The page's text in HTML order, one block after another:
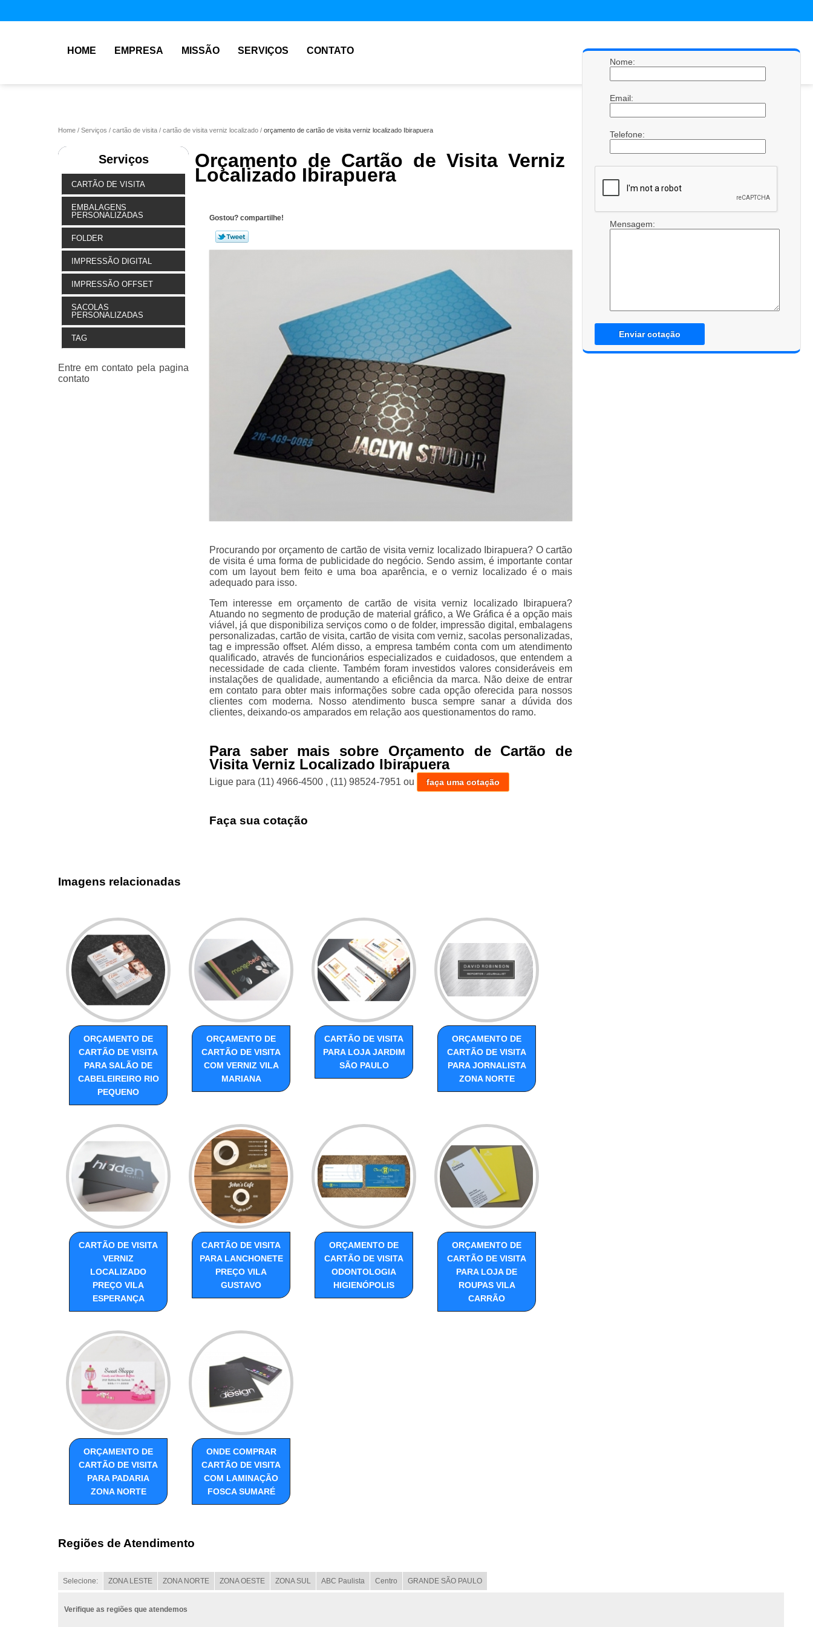
HOME EMPRESA MISSÃO SERVIÇOS CONTATO
Home Serviços cartão de visita cartão de visita verniz localizado orçamento de cartão de visita verniz localizado Ibirapuera
Serviços
CARTÃO DE VISITA
EMBALAGENS
PERSONALIZADAS
FOLDER
IMPRESSÃO DIGITAL
IMPRESSÃO OFFSET
SACOLAS
PERSONALIZADAS
TAG
Orçamento de Cartão de Visita Verniz
Localizado Ibirapuera
Gostou? compartilhe!
Procurando por orçamento de cartão de visita verniz localizado Ibirapuera? O cartão
de visita é uma forma de publicidade do negócio. Sendo assim, é importante contar
com um layout bem feito e uma boa aparência, e o verniz localizado é o mais
adequado para isso.
Tem interesse em orçamento de cartão de visita verniz localizado Ibirapuera?
Atuando no segmento de produção de material gráfico, a We Gráfica é a opção mais
viável, já que disponibiliza serviços como o de folder, impressão digital, embalagens
personalizadas, cartão de visita, cartão de visita com verniz, sacolas personalizadas,
tag e impressão offset. Além disso, a empresa também conta com um atendimento
qualificado, através de funcionários especializados e cuidadosos, que entendem a
necessidade de cada cliente. Também foram investidos valores consideráveis em
instalações de qualidade, aumentando a eficiência da marca. Não deixe de entrar
em contato para obter mais informações sobre cada opção oferecida para nossos
clientes com moderna. Nosso atendimento busca sempre sanar a dúvida dos
clientes, deixando-os amparados em relação aos questionamentos do ramo.
Para saber mais sobre Orçamento de Cartão de
Visita Verniz Localizado Ibirapuera
Ligue para (11) 4966-4500 , (11) 98524-7951 ou faça uma cotação
Faça sua cotação
Nome:
Email:
Telefone:
Mensagem:
Enviar cotação
Imagens relacionadas
ORÇAMENTO DE
CARTÃO DE VISITA
PARA SALÃO DE
CABELEIREIRO RIO
PEQUENO
ORÇAMENTO DE
CARTÃO DE VISITA
COM VERNIZ VILA
MARIANA
CARTÃO DE VISITA
PARA LOJA JARDIM
SÃO PAULO
ORÇAMENTO DE
CARTÃO DE VISITA
PARA JORNALISTA
ZONA NORTE
CARTÃO DE VISITA
VERNIZ
LOCALIZADO
PREÇO VILA
ESPERANÇA
CARTÃO DE VISITA
PARA LANCHONETE
PREÇO VILA
GUSTAVO
ORÇAMENTO DE
CARTÃO DE VISITA
ODONTOLOGIA
HIGIENÓPOLIS
ORÇAMENTO DE
CARTÃO DE VISITA
PARA LOJA DE
ROUPAS VILA
CARRÃO
ORÇAMENTO DE
CARTÃO DE VISITA
PARA PADARIA
ZONA NORTE
ONDE COMPRAR
CARTÃO DE VISITA
COM LAMINAÇÃO
FOSCA SUMARÉ
Regiões de Atendimento
Selecione: ZONA LESTE ZONA NORTE ZONA OESTE ZONA SUL ABC Paulista Centro GRANDE SÃO PAULO
Verifique as regiões que atendemos